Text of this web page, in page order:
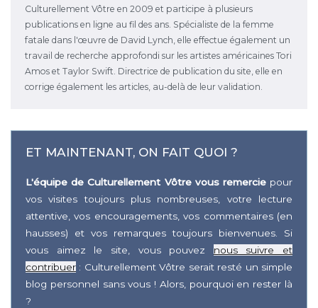
Culturellement Vôtre en 2009 et participe à plusieurs
publications en ligne au fil des ans. Spécialiste de la femme
fatale dans l'œuvre de David Lynch, elle effectue également un
travail de recherche approfondi sur les artistes américaines Tori
Amos et Taylor Swift. Directrice de publication du site, elle en
corrige également les articles, au-delà de leur validation.
ET MAINTENANT, ON FAIT QUOI ?
L'équipe de Culturellement Vôtre vous remerciepour
vos visites toujours plus nombreuses, votre lecture
attentive, vos encouragements, vos commentaires (en
hausses) et vos remarques toujours bienvenues. Si
vous aimez le site, vous pouvez nous suivre et
contribuer : Culturellement Vôtre serait resté un simple
blog personnel sans vous ! Alors, pourquoi en rester là
?